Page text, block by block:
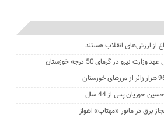
از ارزش‌های انقلاب هستند
در گرمای 50 درجه خوزستان
حوریان پس از 44 سال